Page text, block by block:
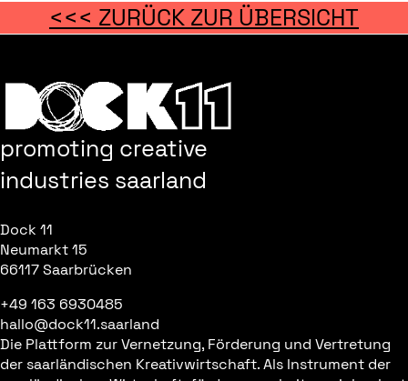
<<< ZURÜCK ZUR ÜBERSICHT
promoting creative
industries saarland
Dock 11
Neumarkt 15
66117 Saarbrücken
+49 163 6930485
hallo@dock11.saarland
Die Plattform zur Vernetzung, Förderung und Vertretung
der saarländischen Kreativwirtschaft. Als Instrument der